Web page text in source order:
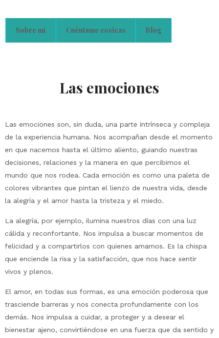
Sobre mí Cuéntame cosicas Blog
Las emociones
Las emociones son, sin duda, una parte intrínseca y compleja
de la experiencia humana. Nos acompañan desde el momento
en que nacemos hasta el último aliento, guiando nuestras
decisiones, relaciones y la manera en que percibimos el
mundo que nos rodea. Cada emoción es como una paleta de
colores vibrantes que pintan el lienzo de nuestra vida, desde
la alegría y el amor hasta la tristeza y el miedo.
La alegría, por ejemplo, ilumina nuestros días con una luz
cálida y reconfortante. Nos impulsa a buscar momentos de
felicidad y a compartirlos con quienes amamos. Es la chispa
que enciende la risa y la satisfacción, que nos hace sentir
vivos y plenos.
El amor, en todas sus formas, es una emoción poderosa que
trasciende barreras y nos conecta profundamente con los
demás. Nos impulsa a cuidar, a proteger y a desear el
bienestar ajeno, convirtiéndose en una fuerza que da sentido y